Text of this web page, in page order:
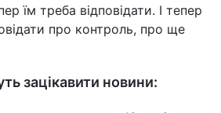
їм треба відповідати. І тепер
про контроль, про ще
зацікавити новини: